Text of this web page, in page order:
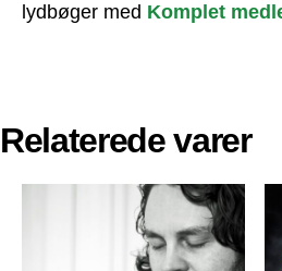
lydbøger med Komplet
Relaterede varer